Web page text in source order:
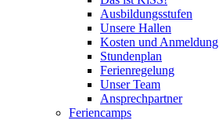
Ausbildungsstufen
Unsere Hallen
Kosten und Anmeldung
Stundenplan
Ferienregelung
Unser Team
Ansprechpartner
Feriencamps